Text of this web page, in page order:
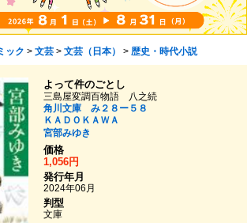
ック > 文芸> 文芸（日本） > 歴史・時代小説
よって件のごとし
三島屋変調百物語 八之続
角川文庫 み２８ー５８
ＫＡＤＯＫＡＷＡ
宮部みゆき
価格
1,056円
発行年月
2024年06月
判型
文庫